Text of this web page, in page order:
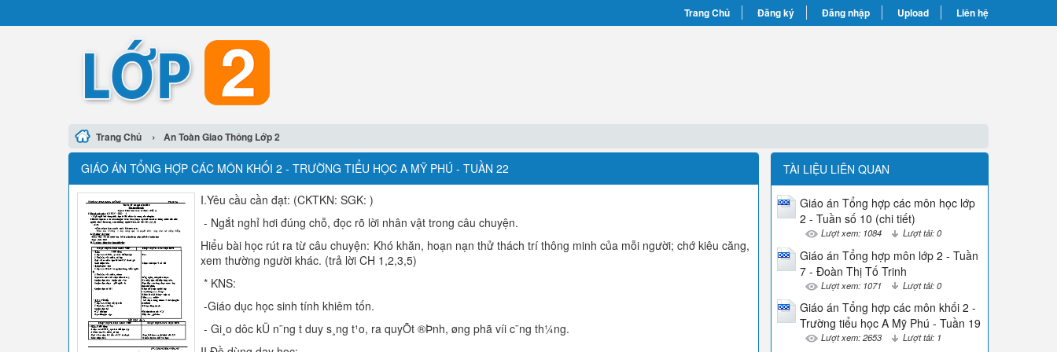
Trang Chủ Đăng ký Đăng nhập Upload Liên hệ
Trang Chủ › An Toàn Giao Thông Lớp 2
GIÁO ÁN TỔNG HỢP CÁC MÔN KHỐI 2 - TRƯỜNG TIỂU HỌC A MỸ PHÚ - TUẦN 22
I.Yêu cầu cần đạt: (CKTKN: SGK: )
- Ngắt nghỉ hơi đúng chỗ, đọc rõ lời nhân vật trong câu chuyện.
Hiểu bài học rút ra từ câu chuyện: Khó khăn, hoạn nạn thử thách trí thông minh của mỗi người; chớ kiêu căng,
xem thường người khác. (trả lời CH 1,2,3,5)
* KNS:
-Giáo dục học sinh tính khiêm tốn.
- Gi¸o dôc kÜ n¨ng t­ duy s¸ng t¹o, ra quyÕt ®Þnh, øng phã víi c¨ng th¼ng.
TÀI LIỆU LIÊN QUAN
Giáo án Tổng hợp các môn học lớp
2 - Tuần số 10 (chi tiết)
Lượt xem: 1084 Lượt tải: 0
Giáo án Tổng hợp môn lớp 2 - Tuần
7 - Đoàn Thị Tố Trinh
Lượt xem: 1071 Lượt tải: 0
Giáo án Tổng hợp các môn khối 2 -
Trường tiểu học A Mỹ Phú - Tuần 19
Lượt xem: 2653 Lượt tải: 1